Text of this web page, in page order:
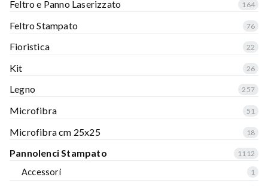
Feltro e Panno Laserizzato 164
Feltro Stampato 76
Fioristica 22
Kit 26
Legno 257
Microfibra 51
Microfibra cm 25x25 18
Pannolenci Stampato 1112
Accessori 1